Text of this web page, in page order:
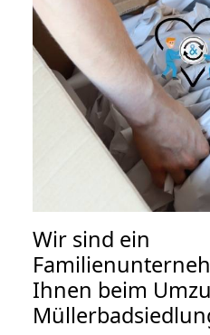
Wir sind ein
Ihnen beim